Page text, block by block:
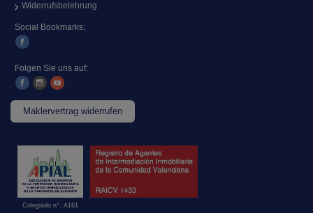
Widerrufsbelehrung
Social Bookmarks:
Folgen Sie uns auf:
Maklervertrag widerrufen
Colegiado n°. A161